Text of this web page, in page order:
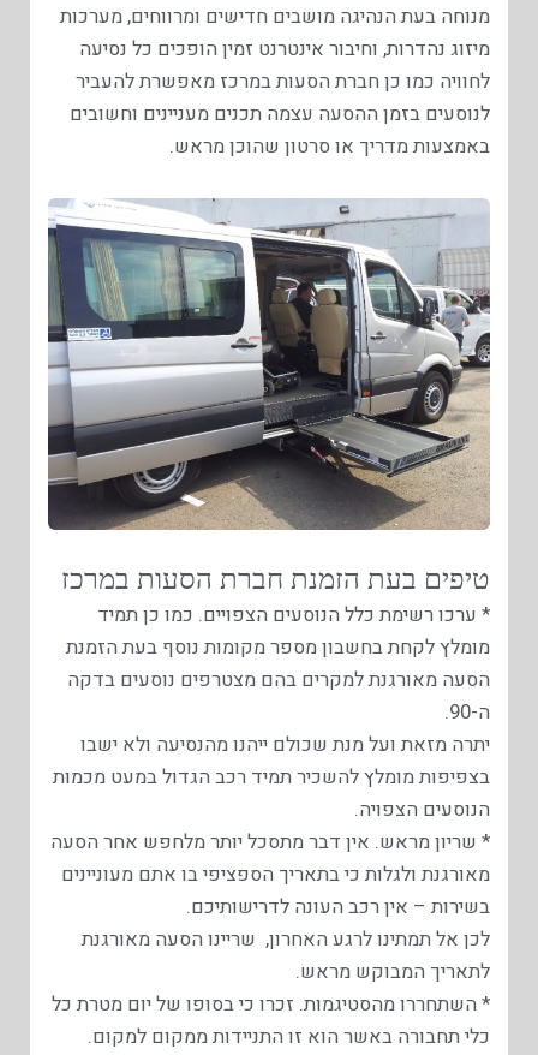
מנוחה בעת הנהיגה מושבים חדישים ומרווחים, מערכות
מיזוג נהדרות, וחיבור אינטרנט זמין הופכים כל נסיעה
לחוויה כמו כן חברת הסעות במרכז מאפשרת להעביר
לנוסעים בזמן ההסעה עצמה תכנים מעניינים וחשובים
באמצעות מדריך או סרטון שהוכן מראש.
טיפים בעת הזמנת חברת הסעות במרכז
* ערכו רשימת כלל הנוסעים הצפויים. כמו כן תמיד
מומלץ לקחת בחשבון מספר מקומות נוסף בעת הזמנת
הסעה מאורגנת למקרים בהם מצטרפים נוסעים בדקה
ה-90.
יתרה מזאת ועל מנת שכולם ייהנו מהנסיעה ולא ישבו
בצפיפות מומלץ להשכיר תמיד רכב הגדול במעט מכמות
הנוסעים הצפויה.
* שריון מראש. אין דבר מתסכל יותר מלחפש אחר הסעה
מאורגנת ולגלות כי בתאריך הספציפי בו אתם מעוניינים
בשירות – אין רכב העונה לדרישותיכם.
לכן אל תמתינו לרגע האחרון, שריינו הסעה מאורגנת
לתאריך המבוקש מראש.
* השתחררו מהסטיגמות. זכרו כי בסופו של יום מטרת כל
כלי תחבורה באשר הוא זו התניידות ממקום למקום.